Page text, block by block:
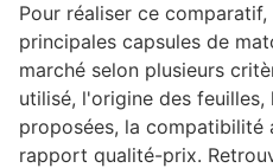
Pour réaliser ce
principales capsules de
marché selon plusieurs
utilisé, l'origine des feuilles,
proposées, la compatibilité
rapport qualité-prix.